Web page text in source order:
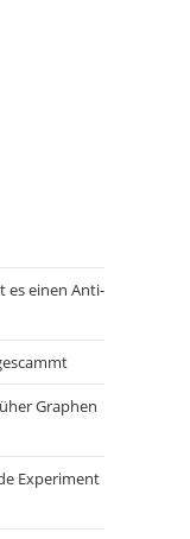
es einen Anti-
Graphen
Experiment